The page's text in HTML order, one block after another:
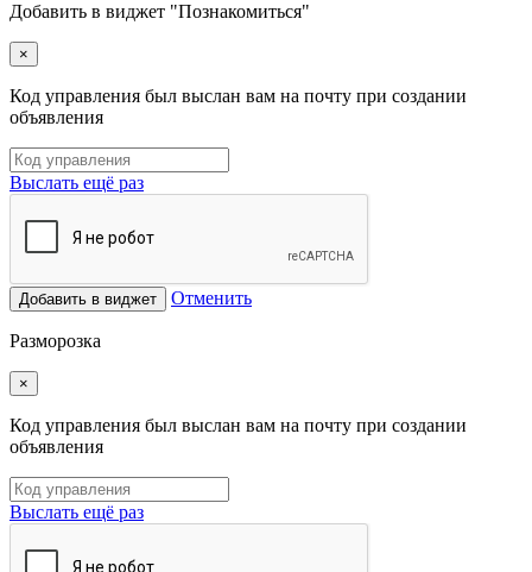
Добавить в виджет "Познакомиться"
×
Код управления был выслан вам на почту при создании
объявления
Выслать ещё раз
Добавить в виджет Отменить
Разморозка
×
Код управления был выслан вам на почту при создании
объявления
Выслать ещё раз